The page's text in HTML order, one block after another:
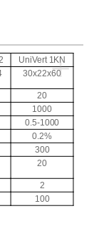
+
UniVert 1KN
30x22x60
20
1000
0.5-1000
0.2%
300
20
2
100